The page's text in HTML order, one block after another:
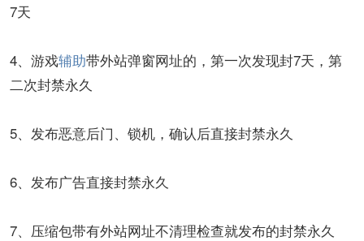
7天
4、游戏辅助带外站弹窗网址的，第一次发现封7天，第
二次封禁永久
5、发布恶意后门、锁机，确认后直接封禁永久
6、发布广告直接封禁永久
7、压缩包带有外站网址不清理检查就发布的封禁永久